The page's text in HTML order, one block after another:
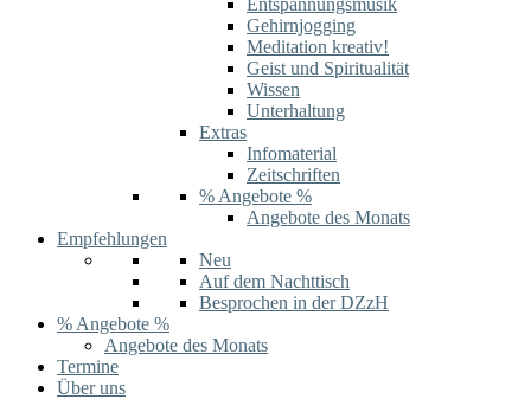
Entspannungsmusik
Gehirnjogging
Meditation kreativ!
Geist und Spiritualität
Wissen
Unterhaltung
Extras
Infomaterial
Zeitschriften
% Angebote %
Angebote des Monats
Empfehlungen
Neu
Auf dem Nachttisch
Besprochen in der DZzH
% Angebote %
Angebote des Monats
Termine
Über uns